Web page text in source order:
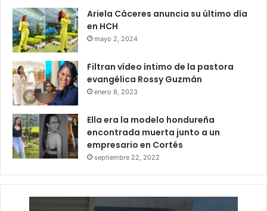
Ariela Cáceres anuncia su último día
en HCH
mayo 2, 2024
Filtran vídeo íntimo de la pastora
evangélica Rossy Guzmán
enero 8, 2023
Ella era la modelo hondureña
encontrada muerta junto a un
empresario en Cortés
septiembre 22, 2022